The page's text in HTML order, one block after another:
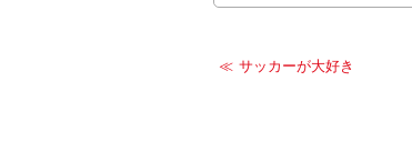
サッカーが大好き